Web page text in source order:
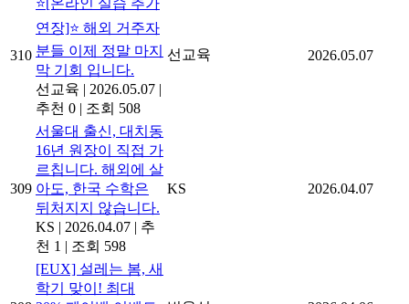
310
연장]⭐ 해외 거주자
분들 이제 정말 마지
막 기회 입니다.
선교육 | 2026.05.07 |
추천 0 | 조회 508
선교육 2026.05.07
309
서울대 출신, 대치동
16년 원장이 직접 가
르칩니다. 해외에 살
아도, 한국 수학은
뒤처지지 않습니다.
KS | 2026.04.07 | 추
천 1 | 조회 598
KS 2026.04.07
[EUX] 설레는 봄, 새
학기 맞이! 최대